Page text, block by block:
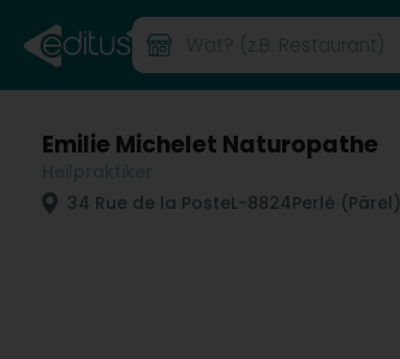
Emilie Michelet Naturopathe
34 Rue de la PosteL-8824Perlé (Pärel)